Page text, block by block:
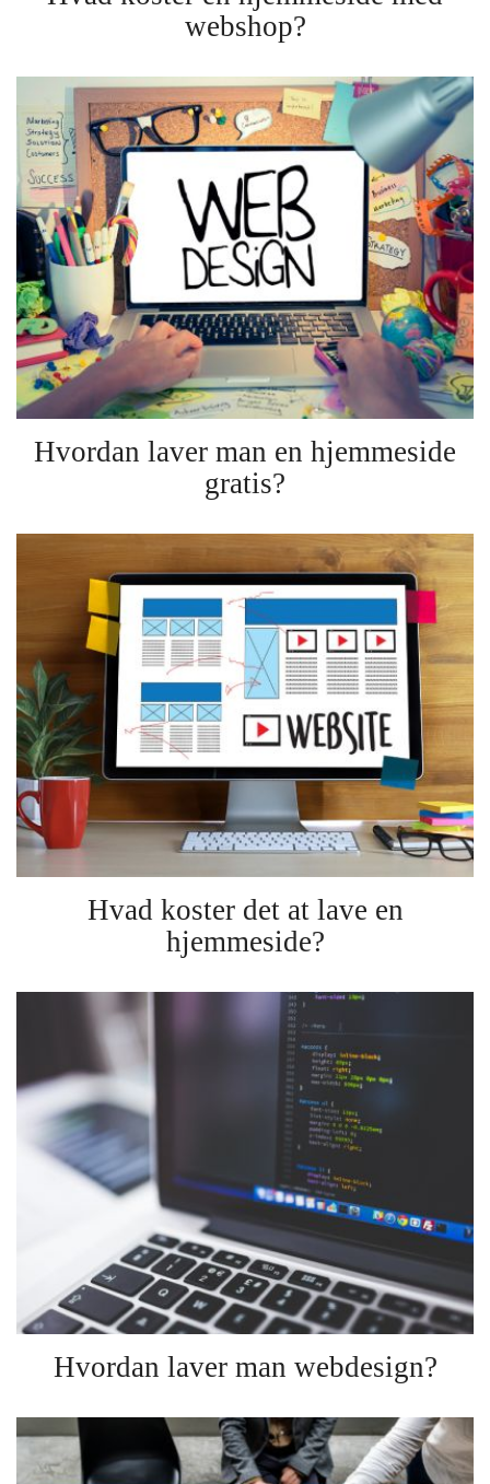
webshop?
Hvordan laver man en hjemmeside
gratis?
Hvad koster det at lave en
hjemmeside?
Hvordan laver man webdesign?